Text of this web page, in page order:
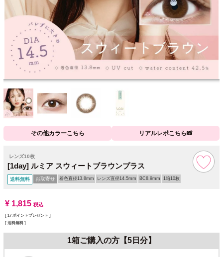
その他カラーこちら リアルレポこちら📸
レンズ10枚
[1day] ルミア スウィートブラウンプラス
送料無料 お取寄せ 着色直径13.8mm レンズ直径14.5mm BC8.9mm 1箱10枚
¥ 1,815 税込
[ 17 ポイントプレゼント ]
送料無料
1箱ご購入の方【5日分】